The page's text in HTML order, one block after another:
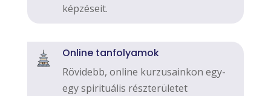
képzéseit.
Online tanfolyamok
Rövidebb, online kurzusainkon egy-
egy spirituális részterületet